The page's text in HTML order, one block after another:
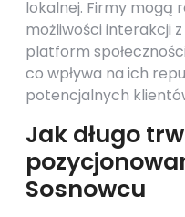
lokalnej. Firmy mogą
możliwości interakcji
platform
co wpływa na ich
potencjalnych
Jak długo
Sosnowcu